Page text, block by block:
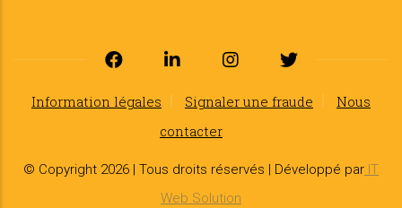
Information légales Signaler une fraude
Nous
contacter
© Copyright 2026 | Tous droits réservés | Développé par IT
Web Solution